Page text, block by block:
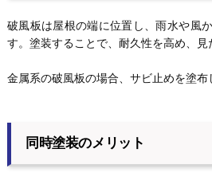
破風板は屋根の端に位置し、雨水や風
す。塗装することで、耐久性を高め、見
金属系の破風板の場合、サビ止めを塗布
同時塗装のメリット